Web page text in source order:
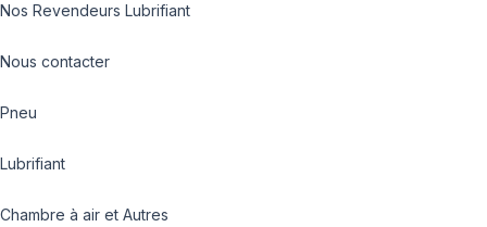
Nos Revendeurs Lubrifiant
Nous contacter
Pneu
Lubrifiant
Chambre à air et Autres